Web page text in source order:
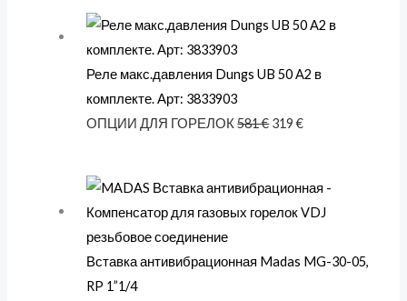
Реле макс.давления Dungs UB 50 A2 в
комплекте. Арт: 3833903
ОПЦИИ ДЛЯ ГОРЕЛОК581€ 319€
Вставка антивибрационная Madas MG-30-05,
RP 1”1/4